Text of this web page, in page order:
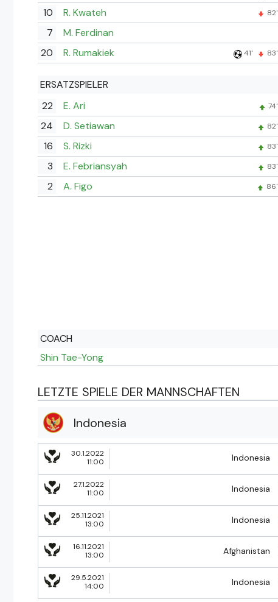
10 R. Kwateh 82'
7
M. Ferdinan
20
R. Rumakiek 41' 83'
ERSATZSPIELER
22
E. Ari 74'
24 D. Setiawan 82'
16 S. Rizki 83'
3 E. Febriansyah 83'
2 A. Figo 86'
COACH
Shin Tae-Yong
LETZTE SPIELE DER MANNSCHAFTEN
Indonesia
30.1.2022
11:00
Indonesia
27.1.2022
11:00
Indonesia
25.11.2021
13:00
Indonesia
16.11.2021
13:00
Afghanistan
29.5.2021
14:00
Indonesia